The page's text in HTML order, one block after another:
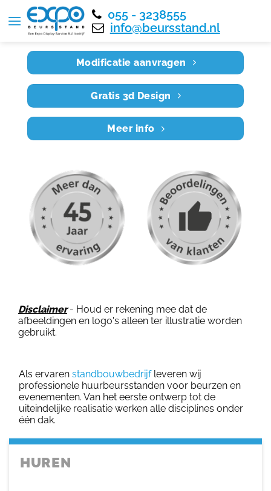
055 - 3238555
info@beursstand.nl
Home RE8X4 026
Modificatie aanvragen
Gratis 3d Design
Meer info
Disclaimer- Houd er rekening mee dat de
afbeeldingen en logo's alleen ter illustratie worden
gebruikt.
Als ervaren standbouwbedrijfleveren wij
professionele huurbeursstanden voor beurzen en
evenementen. Van het eerste ontwerp tot de
uiteindelijke realisatie werken alle disciplines onder
één dak.
HUREN